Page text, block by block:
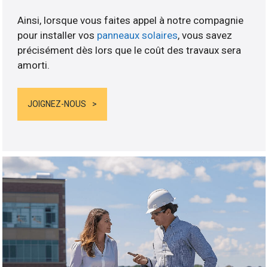
Ainsi, lorsque vous faites appel à notre compagnie
pour installer vos panneaux solaires, vous savez
précisément dès lors que le coût des travaux sera
amorti.
JOIGNEZ-NOUS